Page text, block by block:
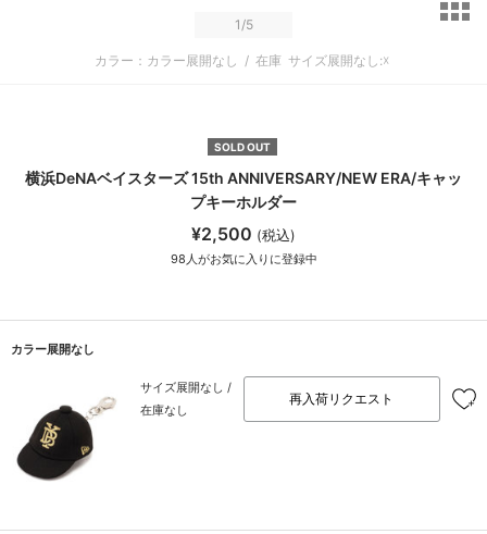
1/5
カラー：カラー展開なし / 在庫 サイズ展開なし:☓
SOLD OUT
横浜DeNAベイスターズ 15th ANNIVERSARY/NEW ERA/キャッ
プキーホルダー
¥2,500 (税込)
98 人がお気に入りに登録中
カラー展開なし
サイズ展開なし /
在庫なし
再入荷リクエスト